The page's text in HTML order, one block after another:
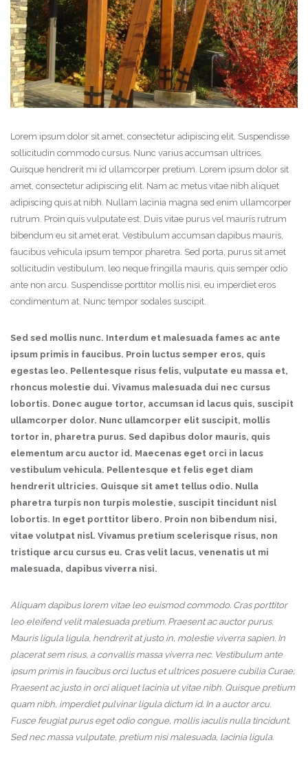
Lorem ipsum dolor sit amet, consectetur adipiscing elit. Suspendisse
sollicitudin commodo cursus. Nunc varius accumsan ultrices.
Quisque hendrerit mi id ullamcorper pretium. Lorem ipsum dolor sit
amet, consectetur adipiscing elit. Nam ac metus vitae nibh aliquet
adipiscing quis at nibh. Nullam lacinia magna sed enim ullamcorper
rutrum. Proin quis vulputate est. Duis vitae purus vel mauris rutrum
bibendum eu sit amet erat. Vestibulum accumsan dapibus mauris,
faucibus vehicula ipsum tempor pharetra. Sed porta, purus sit amet
sollicitudin vestibulum, leo neque fringilla mauris, quis semper odio
ante non arcu. Suspendisse porttitor mollis nisi, eu imperdiet eros
condimentum at. Nunc tempor sodales suscipit.
Sed sed mollis nunc. Interdum et malesuada fames ac ante
ipsum primis in faucibus. Proin luctus semper eros, quis
egestas leo. Pellentesque risus felis, vulputate eu massa et,
rhoncus molestie dui. Vivamus malesuada dui nec cursus
lobortis. Donec augue tortor, accumsan id lacus quis, suscipit
ullamcorper dolor. Nunc ullamcorper elit suscipit, mollis
tortor in, pharetra purus. Sed dapibus dolor mauris, quis
elementum arcu auctor id. Maecenas eget orci in lacus
vestibulum vehicula. Pellentesque et felis eget diam
hendrerit ultricies. Quisque sit amet tellus odio. Nulla
pharetra turpis non turpis molestie, suscipit tincidunt nisl
lobortis. In eget porttitor libero. Proin non bibendum nisi,
vitae volutpat nisl. Vivamus pretium scelerisque risus, non
tristique arcu cursus eu. Cras velit lacus, venenatis ut mi
malesuada, dapibus viverra nisi.
Aliquam dapibus lorem vitae leo euismod commodo. Cras porttitor
leo eleifend velit malesuada pretium. Praesent ac auctor purus.
Mauris ligula ligula, hendrerit at justo in, molestie viverra sapien. In
placerat sem risus, a convallis massa viverra nec. Vestibulum ante
ipsum primis in faucibus orci luctus et ultrices posuere cubilia Curae;
Praesent ac justo in orci aliquet lacinia ut vitae nibh. Quisque pretium
quam nibh, imperdiet pulvinar ligula dictum id. In a auctor arcu.
Fusce feugiat purus eget odio congue, mollis iaculis nulla tincidunt.
Sed nec massa vulputate, pretium nisi malesuada, lacinia ligula.